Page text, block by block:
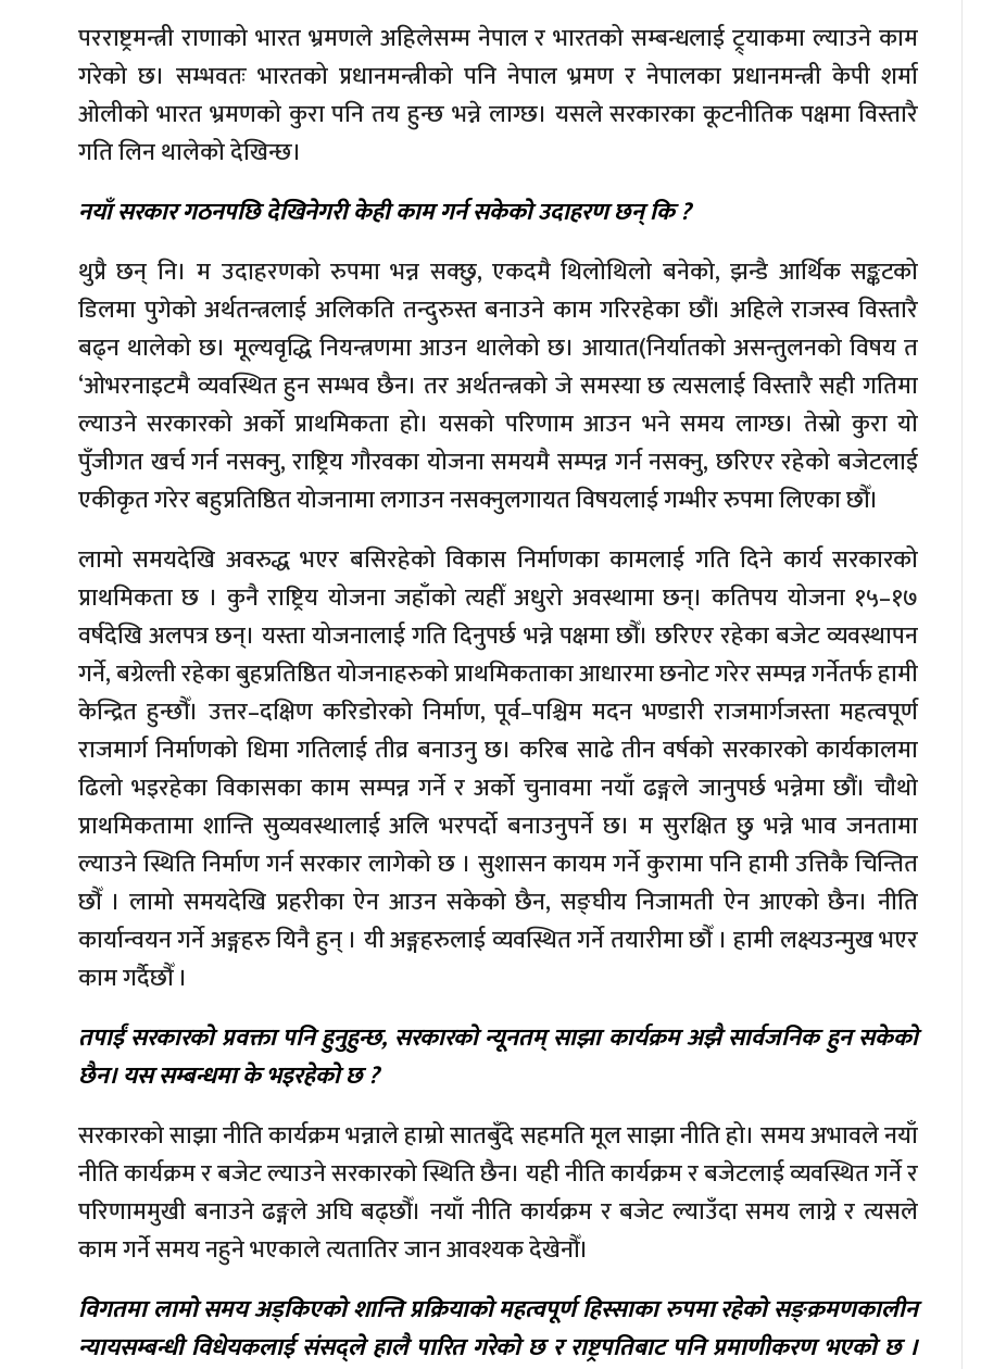
परराष्ट्रमन्त्री राणाको भारत भ्रमणले अहिलेसम्म नेपाल र भारतको सम्बन्धलाई ट्र्याकमा ल्याउने काम
गरेको छ। सम्भवतः भारतको प्रधानमन्त्रीको पनि नेपाल भ्रमण र नेपालका प्रधानमन्त्री केपी शर्मा
ओलीको भारत भ्रमणको कुरा पनि तय हुन्छ भन्ने लाग्छ। यसले सरकारका कूटनीतिक पक्षमा विस्तारै
गति लिन थालेको देखिन्छ।
नयाँ सरकार गठनपछि देखिनेगरी केही काम गर्न सकेको उदाहरण छन् कि ?
थुप्रै छन् नि। म उदाहरणको रुपमा भन्न सक्छु, एकदमै थिलोथिलो बनेको, झन्डै आर्थिक सङ्कटको
डिलमा पुगेको अर्थतन्त्रलाई अलिकति तन्दुरुस्त बनाउने काम गरिरहेका छौं। अहिले राजस्व विस्तारै
बढ्न थालेको छ। मूल्यवृद्धि नियन्त्रणमा आउन थालेको छ। आयात(निर्यातको असन्तुलनको विषय त
‘ओभरनाइटमै व्यवस्थित हुन सम्भव छैन। तर अर्थतन्त्रको जे समस्या छ त्यसलाई विस्तारै सही गतिमा
ल्याउने सरकारको अर्को प्राथमिकता हो। यसको परिणाम आउन भने समय लाग्छ। तेस्रो कुरा यो
पुँजीगत खर्च गर्न नसक्नु, राष्ट्रिय गौरवका योजना समयमै सम्पन्न गर्न नसक्नु, छरिएर रहेको बजेटलाई
एकीकृत गरेर बहुप्रतिष्ठित योजनामा लगाउन नसक्नुलगायत विषयलाई गम्भीर रुपमा लिएका छौँ।
लामो समयदेखि अवरुद्ध भएर बसिरहेको विकास निर्माणका कामलाई गति दिने कार्य सरकारको
प्राथमिकता छ । कुनै राष्ट्रिय योजना जहाँको त्यहीँ अधुरो अवस्थामा छन्। कतिपय योजना १५–१७
वर्षदेखि अलपत्र छन्। यस्ता योजनालाई गति दिनुपर्छ भन्ने पक्षमा छौँ। छरिएर रहेका बजेट व्यवस्थापन
गर्ने, बग्रेल्ती रहेका बुहप्रतिष्ठित योजनाहरुको प्राथमिकताका आधारमा छनोट गरेर सम्पन्न गर्नेतर्फ हामी
केन्द्रित हुन्छौँ। उत्तर–दक्षिण करिडोरको निर्माण, पूर्व–पश्चिम मदन भण्डारी राजमार्गजस्ता महत्वपूर्ण
राजमार्ग निर्माणको धिमा गतिलाई तीव्र बनाउनु छ। करिब साढे तीन वर्षको सरकारको कार्यकालमा
ढिलो भइरहेका विकासका काम सम्पन्न गर्ने र अर्को चुनावमा नयाँ ढङ्गले जानुपर्छ भन्नेमा छौं। चौथो
प्राथमिकतामा शान्ति सुव्यवस्थालाई अलि भरपर्दो बनाउनुपर्ने छ। म सुरक्षित छु भन्ने भाव जनतामा
ल्याउने स्थिति निर्माण गर्न सरकार लागेको छ । सुशासन कायम गर्ने कुरामा पनि हामी उत्तिकै चिन्तित
छौँ । लामो समयदेखि प्रहरीका ऐन आउन सकेको छैन, सङ्घीय निजामती ऐन आएको छैन। नीति
कार्यान्वयन गर्ने अङ्गहरु यिनै हुन् । यी अङ्गहरुलाई व्यवस्थित गर्ने तयारीमा छौँ । हामी लक्ष्यउन्मुख भएर
काम गर्दैछौँ ।
तपाईं सरकारको प्रवक्ता पनि हुनुहुन्छ, सरकारको न्यूनतम् साझा कार्यक्रम अझै सार्वजनिक हुन सकेको
छैन। यस सम्बन्धमा के भइरहेको छ ?
सरकारको साझा नीति कार्यक्रम भन्नाले हाम्रो सातबुँदे सहमति मूल साझा नीति हो। समय अभावले नयाँ
नीति कार्यक्रम र बजेट ल्याउने सरकारको स्थिति छैन। यही नीति कार्यक्रम र बजेटलाई व्यवस्थित गर्ने र
परिणाममुखी बनाउने ढङ्गले अघि बढ्छौँ। नयाँ नीति कार्यक्रम र बजेट ल्याउँदा समय लाग्ने र त्यसले
काम गर्ने समय नहुने भएकाले त्यतातिर जान आवश्यक देखेनौँ।
विगतमा लामो समय अड्किएको शान्ति प्रक्रियाको महत्वपूर्ण हिस्साका रुपमा रहेको सङ्क्रमणकालीन
न्यायसम्बन्धी विधेयकलाई संसद्ले हालै पारित गरेको छ र राष्ट्रपतिबाट पनि प्रमाणीकरण भएको छ ।